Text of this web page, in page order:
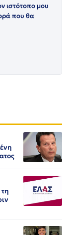
ιστότοπο μου
που θα